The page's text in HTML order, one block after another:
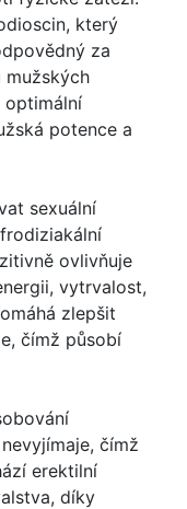
který
za
optimální
potence a
sexuální
ovlivňuje
vytrvalost,
zlepšit
čímž působí
čímž
erektilní
díky